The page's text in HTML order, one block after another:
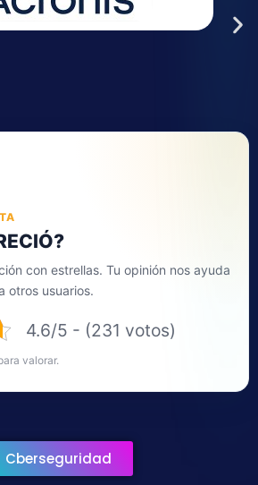
con estrellas. Tu opinión nos ayuda
otros usuarios.
4.6/5 - (231 votos)
valorar.
Cberseguridad